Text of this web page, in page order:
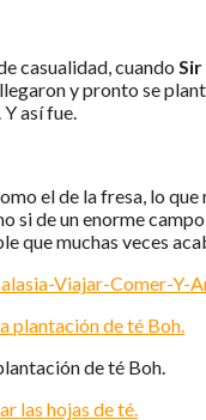
casualidad, cuando
y pronto se
así fue.
el de la fresa, lo que
si de un enorme
que muchas veces
de té Boh.